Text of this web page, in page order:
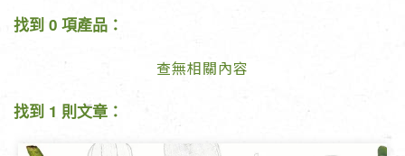
找到 0 項產品：
查無相關內容
找到 1 則文章：